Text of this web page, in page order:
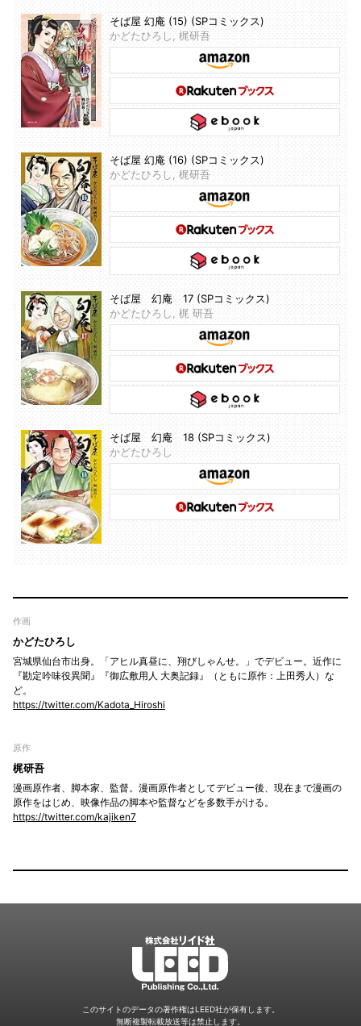
そば屋 幻庵 (15) (SPコミックス)
かどたひろし, 梶研吾
そば屋 幻庵 (16) (SPコミックス)
かどたひろし, 梶研吾
そば屋 幻庵 17 (SPコミックス)
かどたひろし, 梶 研吾
そば屋 幻庵 18 (SPコミックス)
かどたひろし
作画
かどたひろし
宮城県仙台市出身。「アヒル真昼に、翔びしゃんせ。」でデビュー。近作に
『勘定吟味役異聞』『御広敷用人 大奥記録』（ともに原作：上田秀人）な
ど。
https://twitter.com/Kadota_Hiroshi
原作
梶研吾
漫画原作者、脚本家、監督。漫画原作者としてデビュー後、現在まで漫画の
原作をはじめ、映像作品の脚本や監督などを多数手がける。
https://twitter.com/kajiken7
LEED
このサイトのデータの著作権はLEED社が保有します。
無断複製転載放送等は禁止します。